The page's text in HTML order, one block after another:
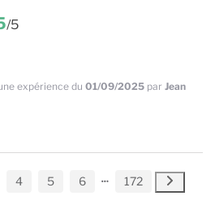
/5
expérience du 01/09/2025 par Jean
4 5 6 172